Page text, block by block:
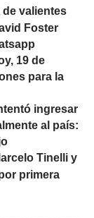
de valientes
Foster
19 de
para la
ingresar
al país:
Tinelli y
primera